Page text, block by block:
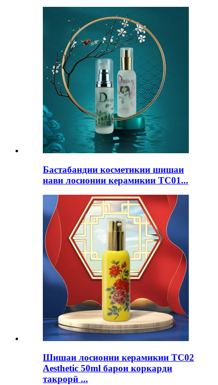
Бастабандии косметикии шишаи
нави лосионии керамикии TC01...
Шишаи лосионии керамикии TC02
Aesthetic 50ml барои коркарди
такрорӣ ...